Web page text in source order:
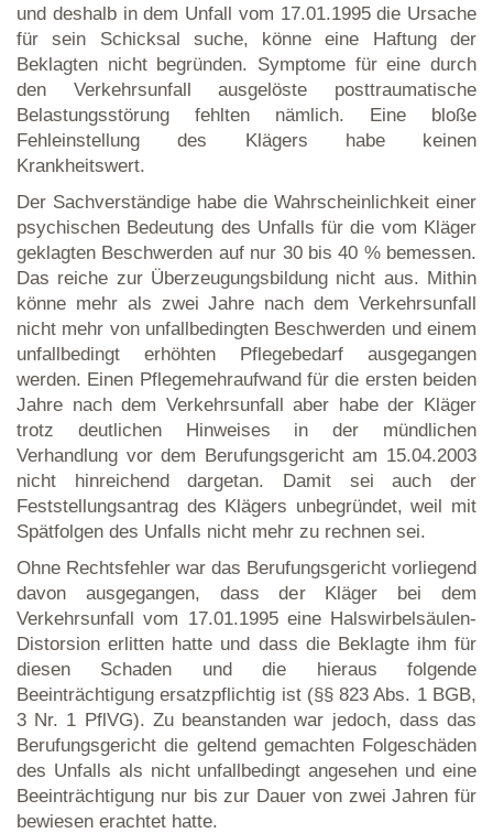
und deshalb in dem Unfall vom 17.01.1995 die Ursache
für sein Schicksal suche, könne eine Haftung der
Beklagten nicht begründen. Symptome für eine durch
den Verkehrsunfall ausgelöste posttraumatische
Belastungsstörung fehlten nämlich. Eine bloße
Fehleinstellung des Klägers habe keinen
Krankheitswert.
Der Sachverständige habe die Wahrscheinlichkeit einer
psychischen Bedeutung des Unfalls für die vom Kläger
geklagten Beschwerden auf nur 30 bis 40 % bemessen.
Das reiche zur Überzeugungsbildung nicht aus. Mithin
könne mehr als zwei Jahre nach dem Verkehrsunfall
nicht mehr von unfallbedingten Beschwerden und einem
unfallbedingt erhöhten Pflegebedarf ausgegangen
werden. Einen Pflegemehraufwand für die ersten beiden
Jahre nach dem Verkehrsunfall aber habe der Kläger
trotz deutlichen Hinweises in der mündlichen
Verhandlung vor dem Berufungsgericht am 15.04.2003
nicht hinreichend dargetan. Damit sei auch der
Feststellungsantrag des Klägers unbegründet, weil mit
Spätfolgen des Unfalls nicht mehr zu rechnen sei.
Ohne Rechtsfehler war das Berufungsgericht vorliegend
davon ausgegangen, dass der Kläger bei dem
Verkehrsunfall vom 17.01.1995 eine Halswirbelsäulen-
Distorsion erlitten hatte und dass die Beklagte ihm für
diesen Schaden und die hieraus folgende
Beeinträchtigung ersatzpflichtig ist (§§ 823 Abs. 1 BGB,
3 Nr. 1 PflVG). Zu beanstanden war jedoch, dass das
Berufungsgericht die geltend gemachten Folgeschäden
des Unfalls als nicht unfallbedingt angesehen und eine
Beeinträchtigung nur bis zur Dauer von zwei Jahren für
bewiesen erachtet hatte.